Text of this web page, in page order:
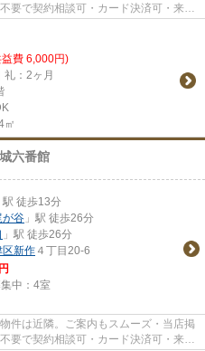
要で契約相談可・カード決済可・来店
費 6,000円)
礼：2ヶ月
㎡
六番館
駅 徒歩13分
が谷 」駅 徒歩26分
」駅 徒歩26分
区新作 ４丁目20-6
中： 4室
件は近隣。ご案内もスムーズ・当店掲
要で契約相談可・カード決済可・来店